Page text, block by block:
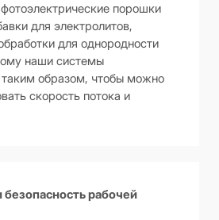
порошки
для электролитов,
для однородности
наши системы
образом, чтобы можно
скорость потока и
рабочей